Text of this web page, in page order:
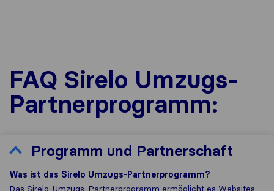
FAQ Sirelo Umzugs-
Partnerprogramm:
Programm und Partnerschaft
Was ist das Sirelo Umzugs-Partnerprogramm?
Das Sirelo-Umzugs-Partnerprogramm ermöglicht es Websites,